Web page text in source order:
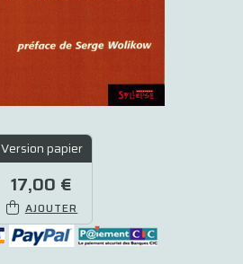
Version papier
17,00 €
AJOUTER